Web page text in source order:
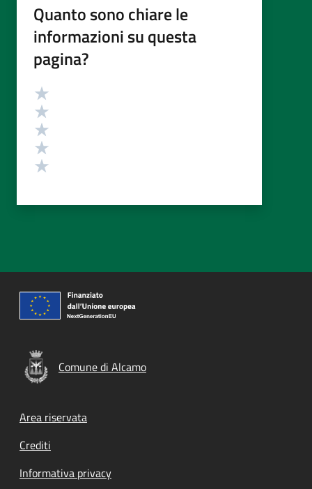
Quanto sono chiare le
informazioni su questa
pagina?
Valutazione
Comune di Alcamo
Footer menu
Area riservata
Crediti
Informativa privacy